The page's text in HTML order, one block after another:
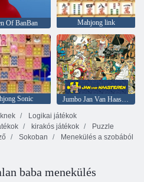
Of BanBan Mahjong link
Sonic
Jumbo Jan Van Haasteren
Logikai játékok
kirakós játékok
Puzzle
Sokoban
Menekülés a szobából
baba menekülés